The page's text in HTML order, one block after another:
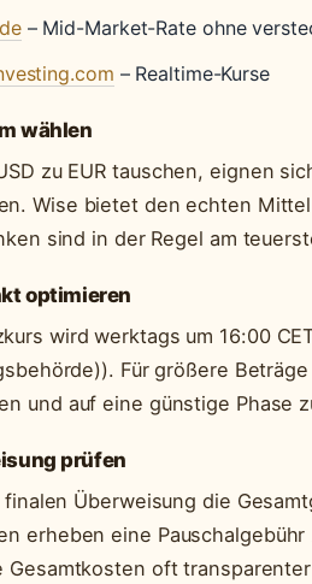
– Mid-Market-Rate ohne
– Realtime-Kurse
wählen
zu EUR tauschen, eignen
Wise bietet den echten
sind in der Regel am
optimieren
wird werktags um 16:00
Für größere
und auf eine günstige Phase
prüfen
Überweisung die
erheben eine
Gesamtkosten oft